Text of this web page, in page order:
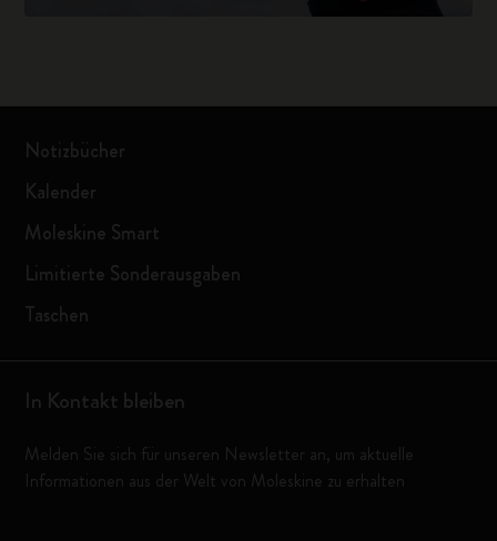
Notizbücher
Kalender
Moleskine Smart
Limitierte Sonderausgaben
Taschen
In Kontakt bleiben
Melden Sie sich für unseren Newsletter an, um aktuelle
Informationen aus der Welt von Moleskine zu erhalten